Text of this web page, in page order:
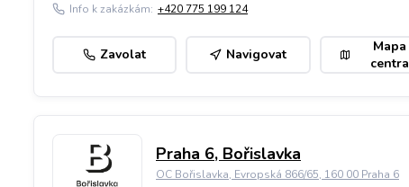
Info k zakázkám: +420 775 199 124
Zavolat Navigovat
Mapa
centra
Praha 6, Bořislavka
OC Bořislavka, Evropská 866/65, 160 00 Praha 6